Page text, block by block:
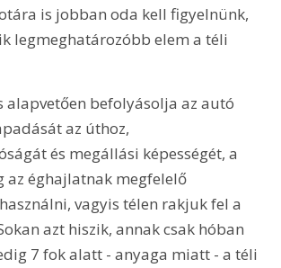
is jobban oda kell figyelnünk,
legmeghatározóbb elem a téli
alapvetően befolyásolja az autó
az úthoz,
és megállási képességét, a
éghajlatnak megfelelő
vagyis télen rakjuk fel a
azt hiszik, annak csak hóban
7 fok alatt - anyaga miatt - a téli